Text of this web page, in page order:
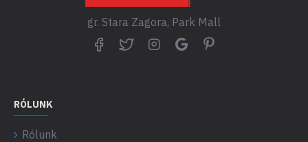
gr. Stara Zagora, Park Mall
RÓLUNK
Rólunk